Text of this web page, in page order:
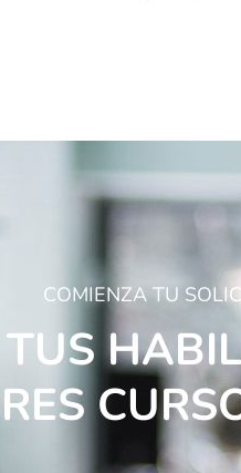
COMIENZA TU